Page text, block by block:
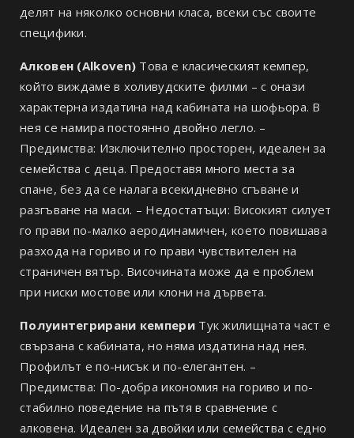
делят на няколко основни класа, всеки със своите
специфики.
Алковен (Alkoven) Това е класическият кемпер,
който виждаме в холивудските филми – с онази
характерна издатина над кабината на шофьора. В
нея се намира постоянно двойно легло. –
Предимства: Изключително просторен, идеален за
семейства с деца. Предоставя много места за
спане, без да се налага всекидневно сгъване и
разгъване на маси. – Недостатъци: Високият силует
го прави по-малко аеродинамичен, което повишава
разхода на гориво и го прави чувствителен на
страничен вятър. Височината може да е проблем
при ниски мостове или клони на дървета.
Полуинтегрирани кемпериТук жилищната част е
свързана с кабината, но няма издатина над нея.
Профилът е по-нисък и по-елегантен. –
Предимства: По-добра икономия на гориво и по-
стабилно поведение на пътя в сравнение с
алковена. Идеален за двойки или семейства с едно